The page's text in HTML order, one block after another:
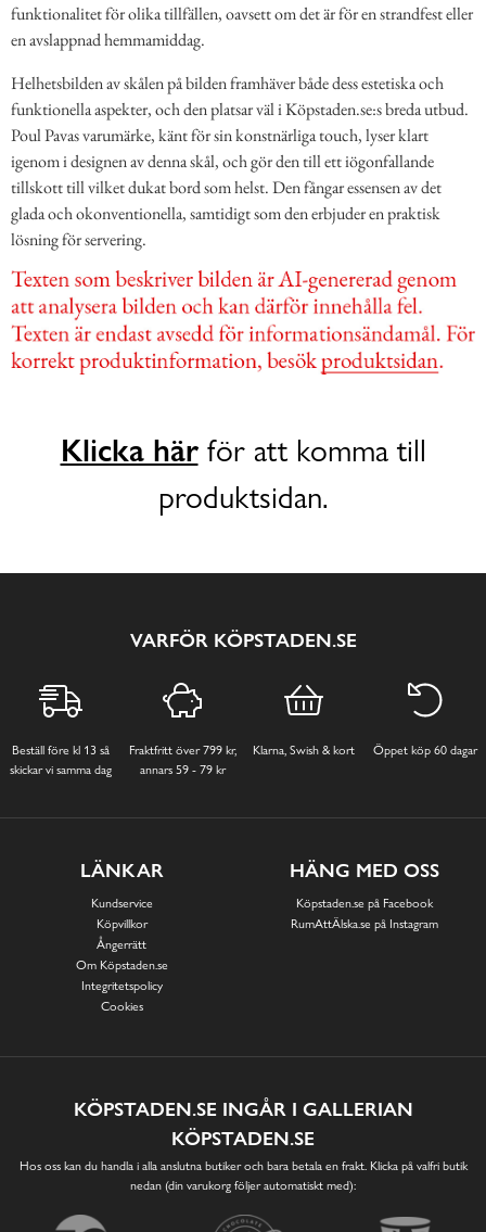
funktionalitet för olika tillfällen, oavsett om det är för en strandfest eller
en avslappnad hemmamiddag.
Helhetsbilden av skålen på bilden framhäver både dess estetiska och
funktionella aspekter, och den platsar väl i Köpstaden.se:s breda utbud.
Poul Pavas varumärke, känt för sin konstnärliga touch, lyser klart
igenom i designen av denna skål, och gör den till ett iögonfallande
tillskott till vilket dukat bord som helst. Den fångar essensen av det
glada och okonventionella, samtidigt som den erbjuder en praktisk
lösning för servering.
Klicka härför att komma till
produktsidan.
VARFÖR KÖPSTADEN.SE
Beställ före kl 13 så
skickar vi samma dag
Fraktfritt över 799 kr,
annars 59 - 79 kr
Klarna, Swish & kort Öppet köp 60 dagar
LÄNKAR
Kundservice
Köpvillkor
Ångerrätt
Om Köpstaden.se
Integritetspolicy
Cookies
HÄNG MED OSS
Köpstaden.se på Facebook
RumAttÄlska.se på Instagram
KÖPSTADEN.SE INGÅR I GALLERIAN
KÖPSTADEN.SE
Hos oss kan du handla i alla anslutna butiker och bara betala en frakt. Klicka på valfri butik
nedan (din varukorg följer automatiskt med):